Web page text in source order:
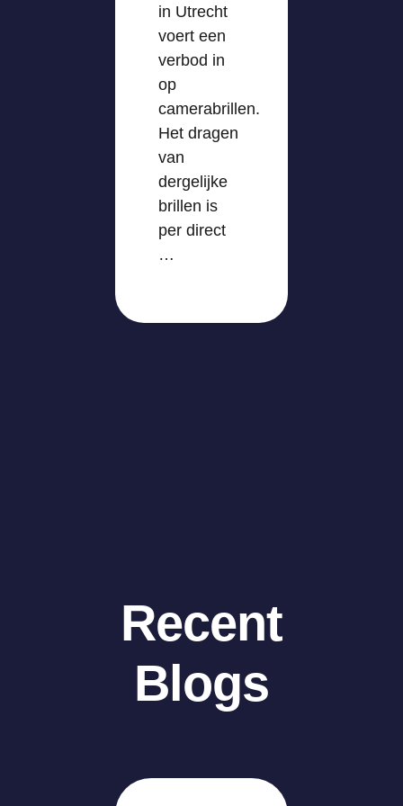
in Utrecht
voert een
verbod in
op
camerabrillen.
Het dragen
van
dergelijke
brillen is
per direct
…
Recent
Blogs